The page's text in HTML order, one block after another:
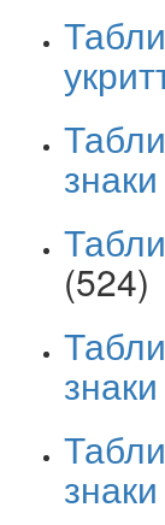
знаки
(524)
знаки
знаки